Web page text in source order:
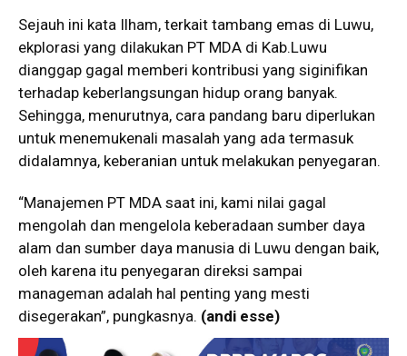
Sejauh ini kata Ilham, terkait tambang emas di Luwu,
ekplorasi yang dilakukan PT MDA di Kab.Luwu
dianggap gagal memberi kontribusi yang siginifikan
terhadap keberlangsungan hidup orang banyak.
Sehingga, menurutnya, cara pandang baru diperlukan
untuk menemukenali masalah yang ada termasuk
didalamnya, keberanian untuk melakukan penyegaran.
“Manajemen PT MDA saat ini, kami nilai gagal
mengolah dan mengelola keberadaan sumber daya
alam dan sumber daya manusia di Luwu dengan baik,
oleh karena itu penyegaran direksi sampai
manageman adalah hal penting yang mesti
disegerakan”, pungkasnya. (andi esse)